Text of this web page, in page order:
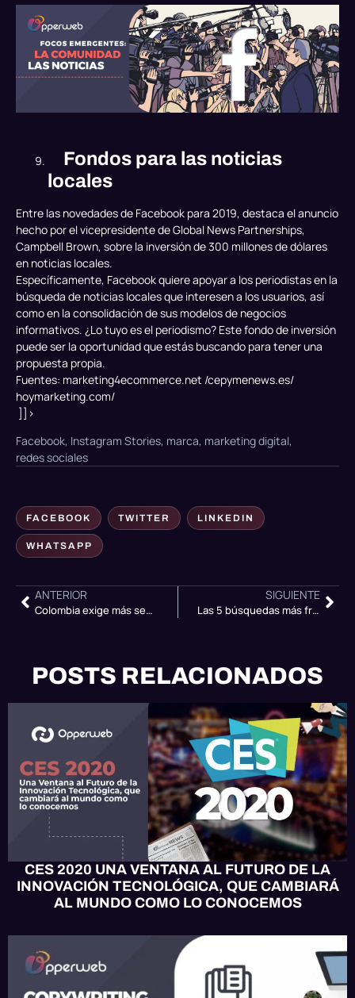
Fondos para las noticias
locales
Entre las novedades de Facebook para 2019, destaca el anuncio
hecho por el vicepresidente de Global News Partnerships,
Campbell Brown, sobre la inversión de 300 millones de dólares
en noticias locales.
Específicamente, Facebook quiere apoyar a los periodistas en la
búsqueda de noticias locales que interesen a los usuarios, así
como en la consolidación de sus modelos de negocios
informativos. ¿Lo tuyo es el periodismo? Este fondo de inversión
puede ser la oportunidad que estás buscando para tener una
propuesta propia.
Fuentes: marketing4ecommerce.net /cepymenews.es/
hoymarketing.com/
]]>
Facebook, Instagram Stories, marca, marketing digital,
redes sociales
FACEBOOK TWITTER LINKEDIN
WHATSAPP
ANTERIOR
Colombia exige más seguridad para los usuarios de Facebook
SIGUIENTE
Las 5 búsquedas más frecuentes en San Valentín: ¿qué dice Google?
POSTS RELACIONADOS
CES 2020 UNA VENTANA AL FUTURO DE LA
INNOVACIÓN TECNOLÓGICA, QUE CAMBIARÁ
AL MUNDO COMO LO CONOCEMOS
MARKETING